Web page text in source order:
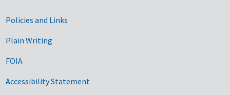
Government Links
Policies and Links
Plain Writing
FOIA
Accessibility Statement